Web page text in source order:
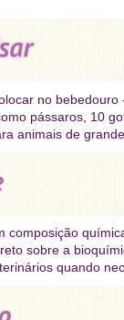
no
pássaros, 10
animais de
composição
sobre a
quando